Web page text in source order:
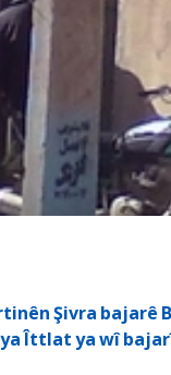
Şivra bajarê
Îttlat ya wî